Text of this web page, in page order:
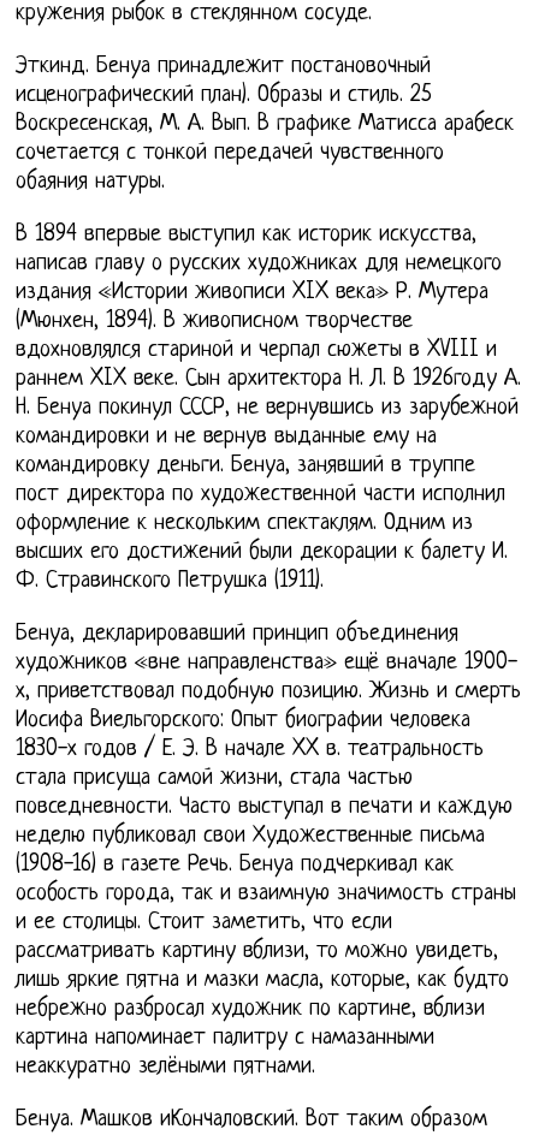
кружения рыбок в стеклянном сосуде.
Эткинд. Бенуа принадлежит постановочный
исценографический план). Образы и стиль. 25
Воскресенская, М. А. Вып. В графике Матисса арабеск
сочетается с тонкой передачей чувственного
обаяния натуры.
В 1894 впервые выступил как историк искусства,
написав главу о русских художниках для немецкого
издания «Истории живописи XIX века» Р. Мутера
(Мюнхен, 1894). В живописном творчестве
вдохновлялся стариной и черпал сюжеты в XVIII и
раннем XIX веке. Сын архитектора Н. Л. В 1926году А.
Н. Бенуа покинул СССР, не вернувшись из зарубежной
командировки и не вернув выданные ему на
командировку деньги. Бенуа, занявший в труппе
пост директора по художественной части исполнил
оформление к нескольким спектаклям. Одним из
высших его достижений были декорации к балету И.
Ф. Стравинского Петрушка (1911).
Бенуа, декларировавший принцип объединения
художников «вне направленства» ещё вначале 1900-
х, приветствовал подобную позицию. Жизнь и смерть
Иосифа Виельгорского: Опыт биографии человека
1830-х годов / Е. Э. В начале XX в. театральность
стала присуща самой жизни, стала частью
повседневности. Часто выступал в печати и каждую
неделю публиковал свои Художественные письма
(1908-16) в газете Речь. Бенуа подчеркивал как
особость города, так и взаимную значимость страны
и ее столицы. Стоит заметить, что если
рассматривать картину вблизи, то можно увидеть,
лишь яркие пятна и мазки масла, которые, как будто
небрежно разбросал художник по картине, вблизи
картина напоминает палитру с намазанными
неаккуратно зелёными пятнами.
Бенуа. Машков иКончаловский. Вот таким образом